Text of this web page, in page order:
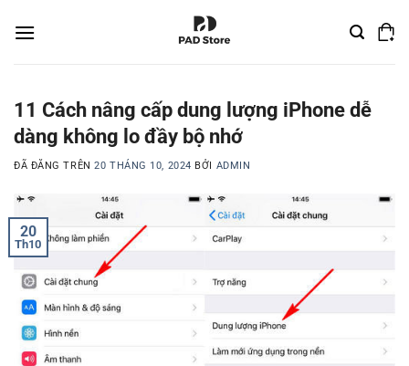
đến
11 Cách nâng cấp dung lượng iPhone dễ
dàng không lo đầy bộ nhớ
ĐÃ ĐĂNG TRÊN20 THÁNG 10, 2024 BỞI ADMIN
20
Th10